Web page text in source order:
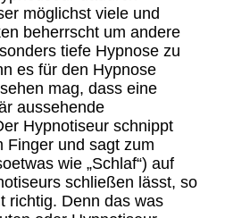
möglichst viele und
beherrscht um andere
tiefe Hypnose zu
es für den Hypnose
mag, dass eine
aussehende
Hypnotiseur schnippt
Finger und sagt zum
wie „Schlaf“) auf
schließen lässt, so
richtig. Denn das was